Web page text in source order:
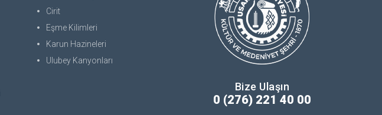
Cirit
Eşme Kilimleri
Karun Hazineleri
Ulubey Kanyonları
Bize Ulaşın
0 (276) 221 40 00